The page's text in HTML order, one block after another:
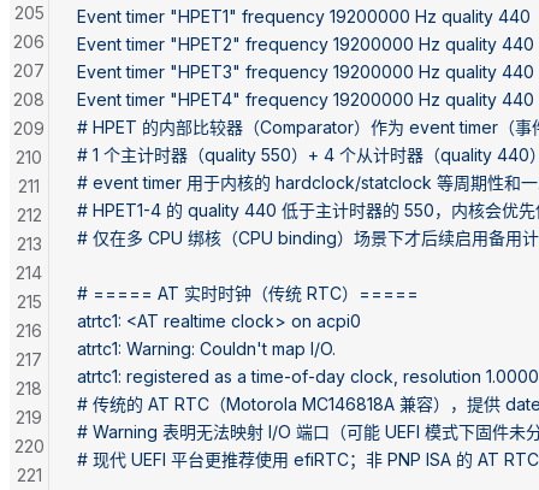
Event timer "HPET1" frequency 19200000 Hz quality 440
Event timer "HPET2" frequency 19200000 Hz quality 440
Event timer "HPET3" frequency 19200000 Hz quality 440
Event timer "HPET4" frequency 19200000 Hz quality 440
# HPET 的内部比较器（Comparator）作为 event timer（事
# 1 个主计时器（quality 550）+ 4 个从计时器（quality 440
# event timer 用于内核的 hardclock/statclock 等周期性和
# HPET1-4 的 quality 440 低于主计时器的 550，内核会优先
# 仅在多 CPU 绑核（CPU binding）场景下才后续启用备用
# ===== AT 实时时钟（传统 RTC）=====
atrtc1: <AT realtime clock> on acpi0
atrtc1: Warning: Couldn't map I/O.
atrtc1: registered as a time-of-day clock, resolution
# 传统的 AT RTC（Motorola MC146818A 兼容），提供
# Warning 表明无法映射 I/O 端口（可能 UEFI 模式下固件未
# 现代 UEFI 平台更推荐使用 efiRTC；非 PNP ISA 的 AT
205
206
207
208
209
210
211
212
213
214
215
216
217
218
219
220
221